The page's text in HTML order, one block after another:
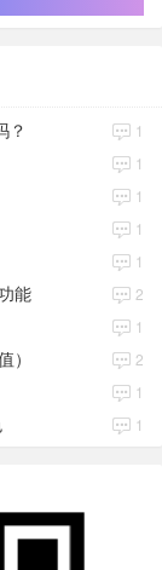
？ 1
1
1
1
1
能 2
1
） 2
1
1